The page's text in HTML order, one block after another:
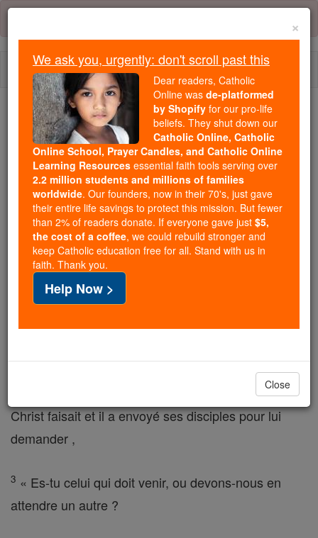
Skip
content
Trending:
Daily Reading for Thursday, October ...
Today's Reading The Mysteries of the Rosary
Matthieu - Chapitre 11
Matthieu ⌄ Chapter 11 ⌄
Quand Jésus eut fini de charger ses douze
disciples, il partit de là pour enseigner et prêcher
Maintenant, John avait appris en prison ce que le
Christ faisait et il a envoyé ses disciples pour lui
demander ,
3 « Es-tu celui qui doit venir, ou devons-nous en
attendre un autre ?
×
We ask you, urgently: don't scroll past this
Dear readers, Catholic
Online was de-platformed
by Shopify for our pro-life
beliefs. They shut down our
Catholic Online, Catholic
Online School, Prayer Candles, and Catholic Online
Learning Resources essential faith tools serving over
2.2 million students and millions of families
worldwide. Our founders, now in their 70's, just gave
their entire life savings to protect this mission. But fewer
than 2% of readers donate. If everyone gave just $5,
the cost of a coffee, we could rebuild stronger and
keep Catholic education free for all. Stand with us in
faith. Thank you.
Help Now >
Close